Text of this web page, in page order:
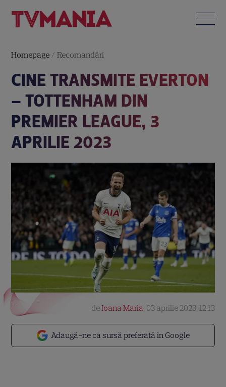
Homepage /Recomandări
CINE TRANSMITE EVERTON
– TOTTENHAM DIN
PREMIER LEAGUE, 3
APRILIE 2023
Adaugă-ne ca sursă preferată în Google
deIoana Maria, 03 aprilie 2023, 12:13